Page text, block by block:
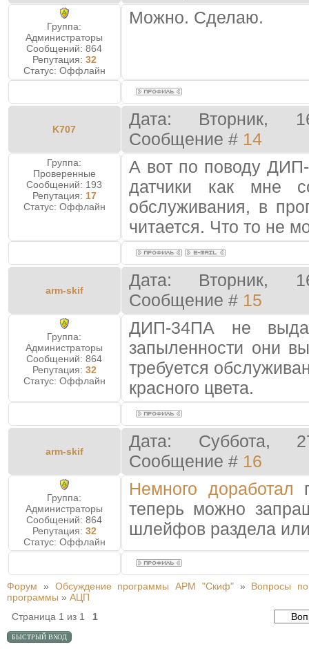
Группа:
Администраторы
Сообщений:864
Репутация: 32
Статус: Оффлайн
Можно. Сделаю.
K707
Дата: Вторник,
Сообщение # 14
Группа:
Проверенные
Сообщений: 193
Репутация: 17
Статус: Оффлайн
А вот по поводу
датчики как мне
обслуживания, в
читается. Что то не
arm-skif
Дата: Вторник,
Сообщение # 15
Группа:
Администраторы
Сообщений:864
Репутация: 32
Статус: Оффлайн
ДИП-34ПА не
запыленности они
требуется
красного цвета.
arm-skif
Дата: Суббота,
Сообщение # 16
Группа:
Администраторы
Сообщений:864
Репутация: 32
Статус: Оффлайн
Немного доработал
теперь можно
шлейфов раздела
Форум » Обсуждение программы АРМ "Скиф" »
Вопросы
программы » АЦП
Страница 1 из 1 1